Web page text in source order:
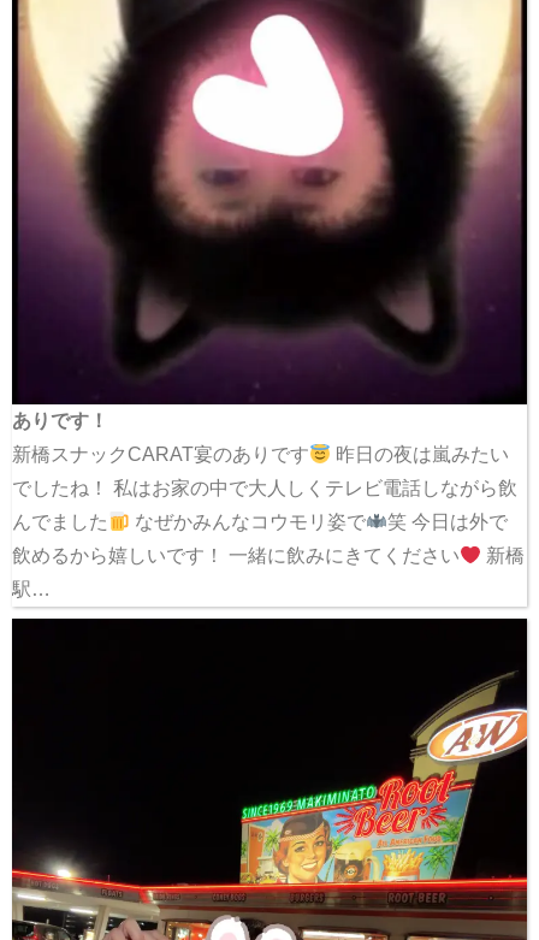
ありです！
新橋スナックCARAT宴のありです
昨日の夜は嵐みたい
でしたね！ 私はお家の中で大人しくテレビ電話しながら飲
んでました
なぜかみんなコウモリ姿で
笑 今日は外で
飲めるから嬉しいです！ 一緒に飲みにきてください
新橋
駅…